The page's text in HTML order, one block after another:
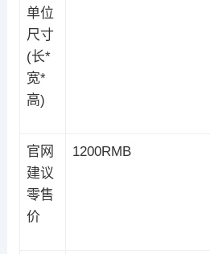
单位
尺寸
(长*
宽*
高)
官网
建议
零售
价
1200RMB